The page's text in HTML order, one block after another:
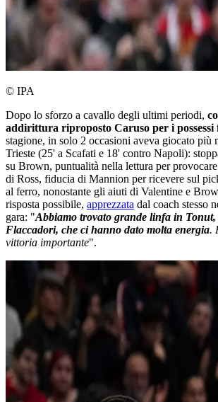
© IPA
Dopo lo sforzo a cavallo degli ultimi periodi,
addirittura riproposto Caruso per i possessi
stagione, in solo 2 occasioni aveva giocato più
Trieste (25' a Scafati e 18' contro Napoli):
su Brown, puntualità nella lettura per
di Ross, fiducia di Mannion per ricevere sul
al ferro, nonostante gli aiuti di Valentine e
risposta possibile, apprezzata dal coach stesso
gara: "Abbiamo trovato grande linfa in Tonut,
Flaccadori, che ci hanno dato molta energia.
vittoria importante".